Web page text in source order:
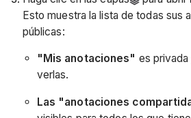
Esto muestra la lista de todas sus
públicas:
"Mis anotaciones" es
verlas.
Las "anotaciones